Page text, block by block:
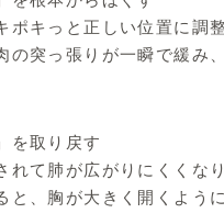
キっと正しい位置に調
突っ張りが一瞬で緩み
を取り戻す
て肺が広がりにくくな
、胸が大きく開くよう